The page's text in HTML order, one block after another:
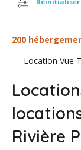
200
Location Vue
Rivière